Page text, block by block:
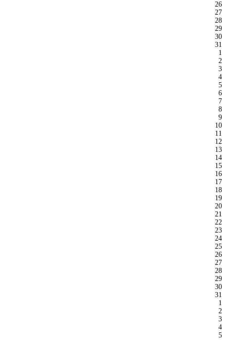
26
27
28
29
30
31
1
2
3
4
5
6
7
8
9
10
11
12
13
14
15
16
17
18
19
20
21
22
23
24
25
26
27
28
29
30
31
1
2
3
4
5